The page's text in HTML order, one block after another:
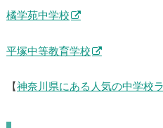
橘学苑中学校
平塚中等教育学校
【 神奈川県にある人気の中学校